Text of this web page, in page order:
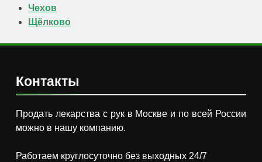
Чехов
Щёлково
Контакты
Продать лекарства с рук в Москве и по всей России
можно в нашу компанию.
Работаем круглосуточно без выходных 24/7